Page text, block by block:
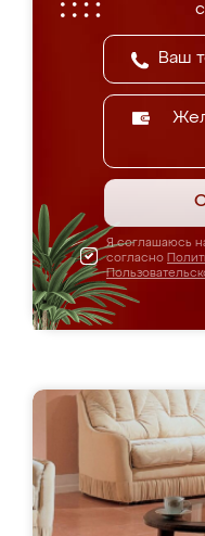
Я соглашаюсь
согласно